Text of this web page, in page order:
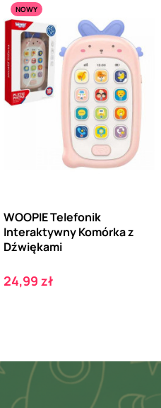
NOWY
WOOPIE Telefonik
Interaktywny Komórka z
Dźwiękami
Cena
24,99 zł